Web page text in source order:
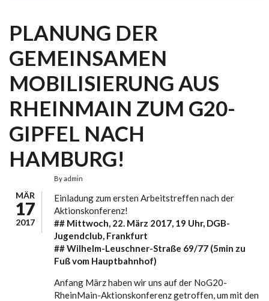
PLANUNG DER
GEMEINSAMEN
MOBILISIERUNG AUS
RHEINMAIN ZUM G20-
GIPFEL NACH
HAMBURG!
MÄR
17
2017
Byadmin
Einladung zum ersten Arbeitstreffen nach der
Aktionskonferenz!
## Mittwoch, 22. März 2017, 19 Uhr, DGB-
Jugendclub, Frankfurt
## Wilhelm-Leuschner-Straße 69/77 (5min zu
Fuß vom Hauptbahnhof)
Anfang März haben wir uns auf der NoG20-
RheinMain-Aktionskonferenz getroffen, um mit den